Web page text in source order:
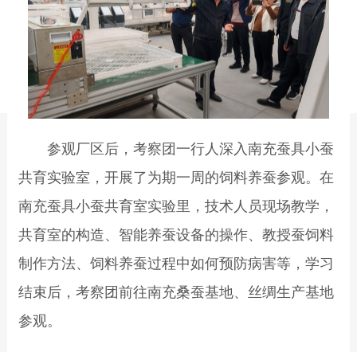
参观厂区后，考察团一行人深入南充蚕具小蚕
共育实验室，开展了为期一周的饲料养蚕参观。在
南充蚕具小蚕共育室实验里，技术人员现场教学，
共育室的构造、智能养蚕设备的操作、教授蚕饲料
制作方法、饲料养蚕过程中如何预防病害等，学习
结束后，考察团前往南充桑蚕基地、丝绸生产基地
参观。